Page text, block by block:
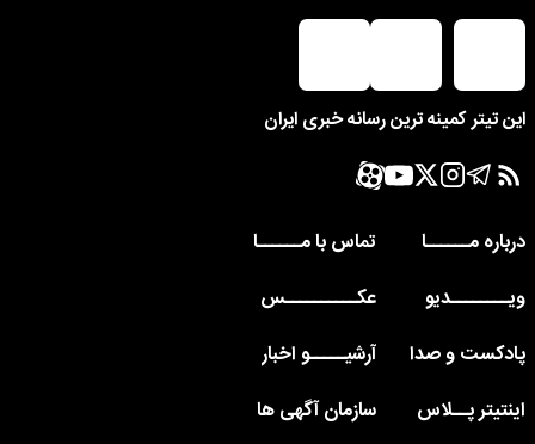
این تیتر کمینه ترین رسانه خبری ایران
درباره مــــــا
تماس با مــــــا
ویــــــــدیو
عکــــــــــس
پادکست و صدا
آرشیـــــو اخبار
اینتیتر پــلاس
سازمان آگهی ها